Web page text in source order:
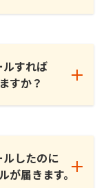
すれば
すか？
したのに
届きます。